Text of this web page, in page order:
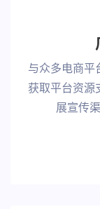
与众多电商平
获取平台资源
展宣传